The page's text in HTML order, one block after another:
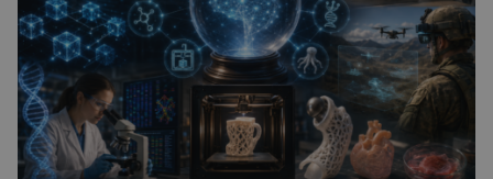
černého už […]